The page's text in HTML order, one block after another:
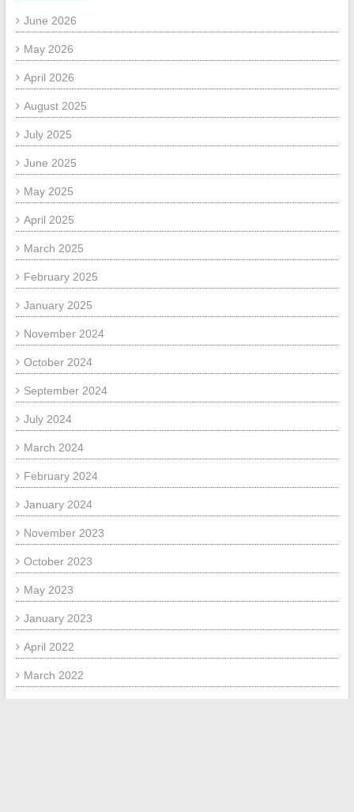
June 2026
May 2026
April 2026
August 2025
July 2025
June 2025
May 2025
April 2025
March 2025
February 2025
January 2025
November 2024
October 2024
September 2024
July 2024
March 2024
February 2024
January 2024
November 2023
October 2023
May 2023
January 2023
April 2022
March 2022